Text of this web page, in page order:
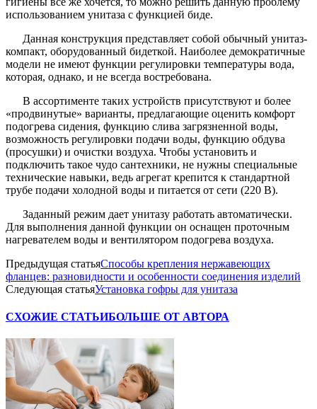
использованием унитаза с функцией биде.
Данная конструкция представляет собой обычный унитаз-
компакт, оборудованный бидеткой. Наиболее демократичные
модели не имеют функции регулировки температуры вода,
которая, однако, и не всегда востребована.
В ассортименте таких устройств присутствуют и более
«продвинутые» варианты, предлагающие оценить комфорт
подогрева сидения, функцию слива загрязненной воды,
возможность регулировки подачи воды, функцию обдува
(просушки) и очистки воздуха. Чтобы установить и
подключить такое чудо сантехники, не нужны специальные
технические навыки, ведь агрегат крепится к стандартной
трубе подачи холодной воды и питается от сети (220 В).
Заданный режим дает унитазу работать автоматически.
Для выполнения данной функции он оснащен проточным
нагревателем воды и вентилятором подогрева воздуха.
Предыдущая статьяСпособы крепления нержавеющих
фланцев: разновидности и особенности соединения изделий
Следующая статьяУстановка гофры для унитаза
СХОЖИЕ СТАТЬИБОЛЬШЕ ОТ АВТОРА